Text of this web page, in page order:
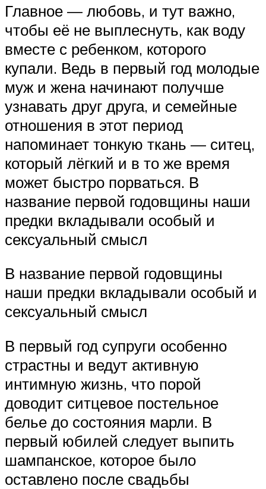
Главное — любовь, и тут важно,
чтобы её не выплеснуть, как воду
вместе с ребенком, которого
купали. Ведь в первый год молодые
муж и жена начинают получше
узнавать друг друга, и семейные
отношения в этот период
напоминает тонкую ткань — ситец,
который лёгкий и в то же время
может быстро порваться. В
название первой годовщины наши
предки вкладывали особый и
сексуальный смысл
В название первой годовщины
наши предки вкладывали особый и
сексуальный смысл
В первый год супруги особенно
страстны и ведут активную
интимную жизнь, что порой
доводит ситцевое постельное
белье до состояния марли. В
первый юбилей следует выпить
шампанское, которое было
оставлено после свадьбы